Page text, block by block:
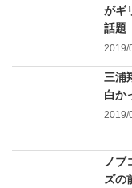
がギ
話題
2019/
三浦
白か
2019/
ノブ
ズの